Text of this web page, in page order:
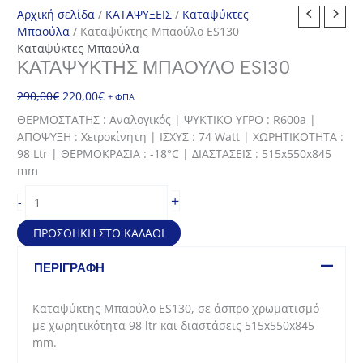
Αρχική σελίδα / ΚΑΤΑΨΥΞΕΙΣ / Καταψύκτες
Μπαούλα / Καταψύκτης Μπαούλο ES130
Καταψύκτες Μπαούλα
ΚΑΤΑΨΎΚΤΗΣ ΜΠΑΟΎΛΟ ES130
290,00€ Original
price
was:
290,00€.
220,00€Η
τρέχουσα
τιμή
είναι:
+ ΦΠΑ
ΘΕΡΜΟΣΤΑΤΗΣ : Αναλογικός | ΨΥΚΤΙΚΟ ΥΓΡΟ : R600a |
ΑΠΟΨΥΞΗ : Χειροκίνητη | ΙΣΧΥΣ : 74 Watt | ΧΩΡΗΤΙΚΟΤΗΤΑ :
98 Ltr | ΘΕΡΜΟΚΡΑΣΙΑ : -18°C | ΔΙΑΣΤΑΣΕΙΣ : 515x550x845
mm
-
Μπαούλο
ES130
ποσότητα
+
ΠΡΟΣΘΉΚΗ ΣΤΟ ΚΑΛΆΘΙ
ΠΕΡΙΓΡΑΦΉ
Καταψύκτης Μπαούλο ES130, σε άσπρο χρωματισμό
με χωρητικότητα 98 ltr και διαστάσεις 515x550x845
mm.